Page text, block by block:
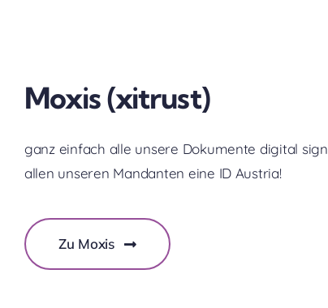
Moxis (xitrust)
ganz einfach alle unsere Dokumente digital
allen unseren Mandanten eine ID Austria!
Zu Moxis